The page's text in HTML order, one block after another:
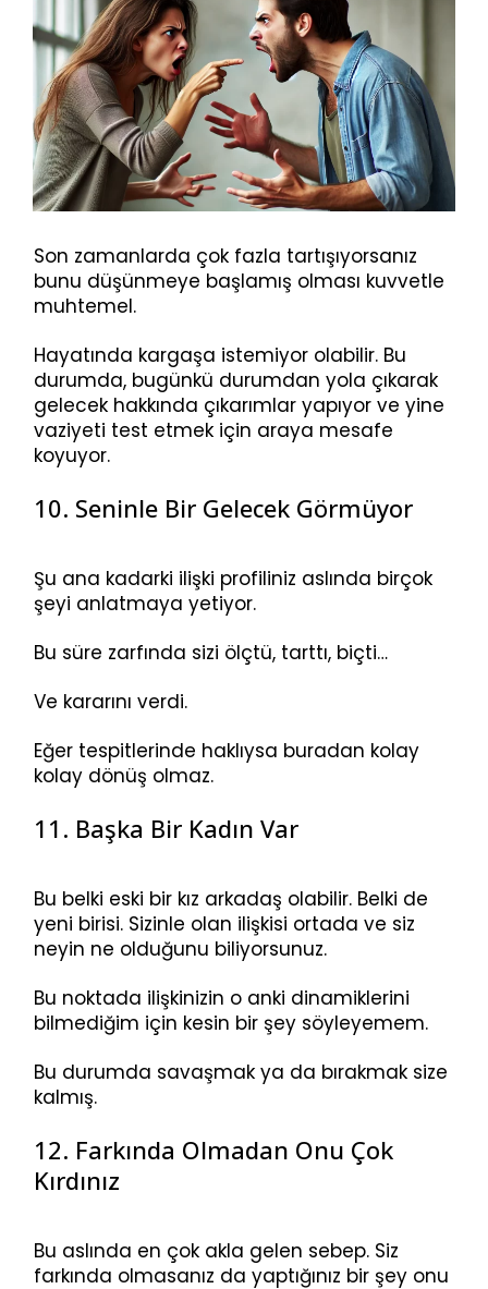
Son zamanlarda çok fazla tartışıyorsanız
bunu düşünmeye başlamış olması kuvvetle
muhtemel.
Hayatında kargaşa istemiyor olabilir. Bu
durumda, bugünkü durumdan yola çıkarak
gelecek hakkında çıkarımlar yapıyor ve yine
vaziyeti test etmek için araya mesafe
koyuyor.
10. Seninle Bir Gelecek Görmüyor
Şu ana kadarki ilişki profiliniz aslında birçok
şeyi anlatmaya yetiyor.
Bu süre zarfında sizi ölçtü, tarttı, biçti…
Ve kararını verdi.
Eğer tespitlerinde haklıysa buradan kolay
kolay dönüş olmaz.
11. Başka Bir Kadın Var
Bu belki eski bir kız arkadaş olabilir. Belki de
yeni birisi. Sizinle olan ilişkisi ortada ve siz
neyin ne olduğunu biliyorsunuz.
Bu noktada ilişkinizin o anki dinamiklerini
bilmediğim için kesin bir şey söyleyemem.
Bu durumda savaşmak ya da bırakmak size
kalmış.
12. Farkında Olmadan Onu Çok
Kırdınız
Bu aslında en çok akla gelen sebep. Siz
farkında olmasanız da yaptığınız bir şey onu